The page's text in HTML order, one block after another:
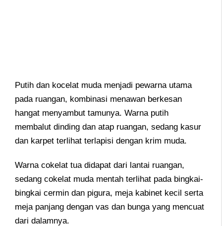
Putih dan kocelat muda menjadi pewarna utama
pada ruangan, kombinasi menawan berkesan
hangat menyambut tamunya. Warna putih
membalut dinding dan atap ruangan, sedang kasur
dan karpet terlihat terlapisi dengan krim muda.
Warna cokelat tua didapat dari lantai ruangan,
sedang cokelat muda mentah terlihat pada bingkai-
bingkai cermin dan pigura, meja kabinet kecil serta
meja panjang dengan vas dan bunga yang mencuat
dari dalamnya.